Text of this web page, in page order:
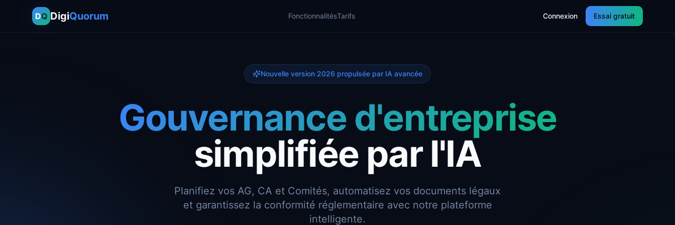
DQ DigiQuorum FonctionnalitésTarifs Connexion Essai gratuit
Nouvelle version 2026 propulsée par IA avancée
Gouvernance d'entreprise
simplifiée par l'IA
Planifiez vos AG, CA et Comités, automatisez vos documents légaux
et garantissez la conformité réglementaire avec notre plateforme
intelligente.